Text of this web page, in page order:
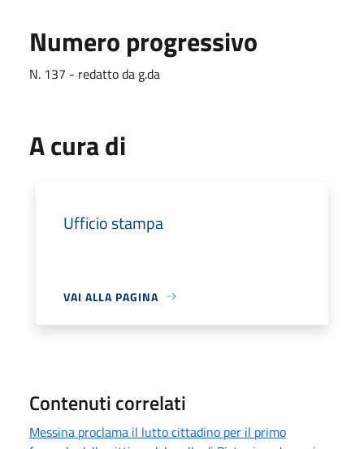
Numero progressivo
N. 137 - redatto da g.da
A cura di
Ufficio stampa
VAI ALLA PAGINA
Contenuti correlati
Messina proclama il lutto cittadino per il primo